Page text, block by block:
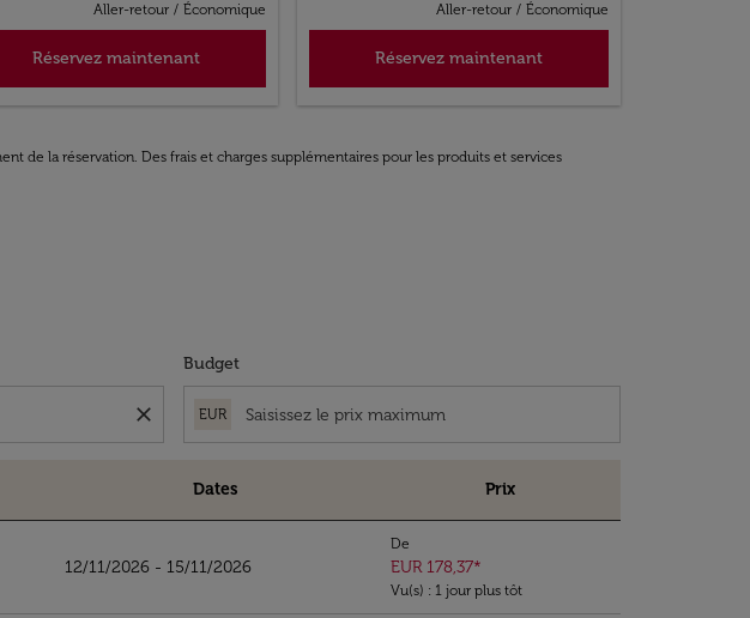
Aller-retour / Économique
Réservez maintenant
Aller-retour / Économique
Réservez maintenant
de la réservation. Des frais et charges supplémentaires pour les produits et services
close
Budget
EUR
Dates Prix
12/11/2026 - 15/11/2026
De
EUR 178,37*
Vu(s) : 1 jour plus tôt